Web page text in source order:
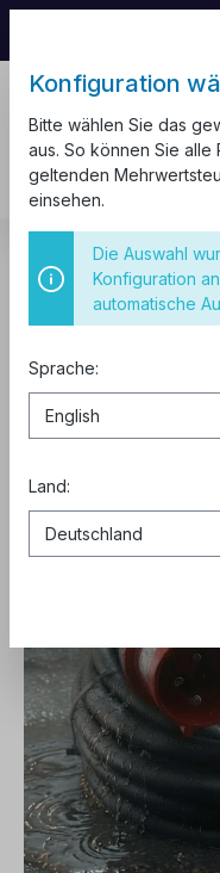
Die besten CEE
Die
Baustelle
Konfiguration
Bitte wählen Sie das
aus. So können Sie alle
geltenden
einsehen.
Die Auswahl
Konfiguration
automatische
Sprache:
Land: